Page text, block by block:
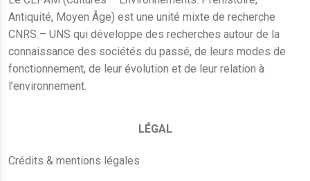
Antiquité, Moyen Âge) est une unité mixte de recherche
CNRS – UNS qui développe des recherches autour de la
connaissance des sociétés du passé, de leurs modes de
fonctionnement, de leur évolution et de leur relation à
l’environnement.
LÉGAL
Crédits & mentions légales